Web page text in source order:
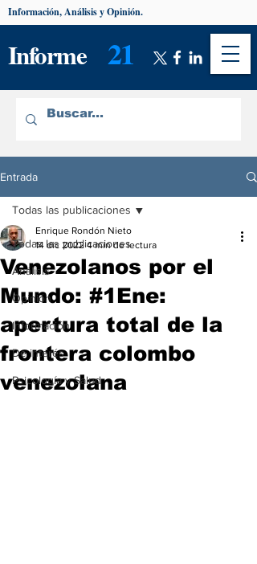
Informe 21
Información, Análisis y Opinión.
Entrada
Todas las publicaciones
Análisis
Opinión
Información
De interés
Psicología y Salud
Todas las publicaciones
Venezolanos por el
Mundo: #1Ene:
apertura total de la
frontera colombo
venezolana
Enrique Rondón Nieto
14 dic 2022 4 min de lectura